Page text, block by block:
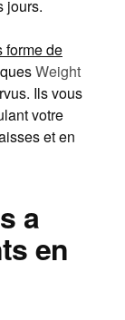
jours.
forme de
Weight
Ils vous
votre
et en
a
en